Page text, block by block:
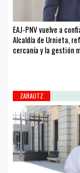
EAJ-PNV vuelve a
Alcaldía de Urnieta,
cercanía y la gestión
ZARAUTZ